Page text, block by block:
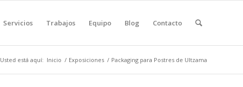
Servicios Trabajos Equipo Blog Contacto
Usted está aquí: Inicio / Exposiciones / Packaging para Postres de Ultzama